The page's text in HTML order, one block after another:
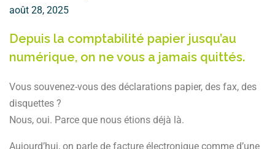
août 28, 2025
Depuis la comptabilité papier jusqu’au
numérique, on ne vous a jamais quittés.
Vous souvenez-vous des déclarations papier, des fax, des
disquettes ?
Nous, oui. Parce que nous étions déjà là.
Aujourd’hui, on parle de facture électronique comme d’une